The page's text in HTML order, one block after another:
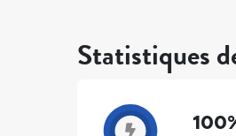
Statistiques